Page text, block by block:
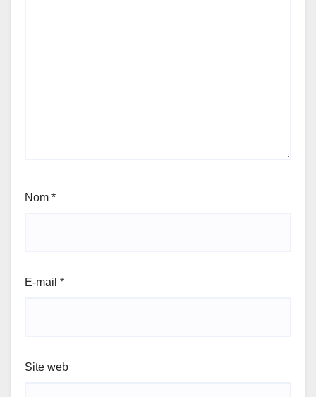
Nom *
E-mail *
Site web